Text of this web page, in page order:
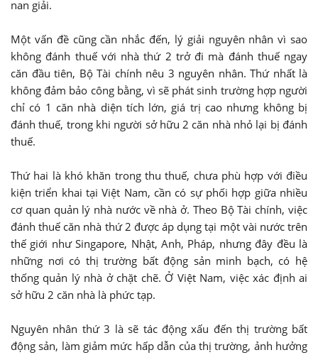
nan giải.
Một vấn đề cũng cần nhắc đến, lý giải nguyên nhân vì sao
không đánh thuế với nhà thứ 2 trở đi mà đánh thuế ngay
căn đầu tiên, Bộ Tài chính nêu 3 nguyên nhân. Thứ nhất là
không đảm bảo công bằng, vì sẽ phát sinh trường hợp người
chỉ có 1 căn nhà diện tích lớn, giá trị cao nhưng không bị
đánh thuế, trong khi người sở hữu 2 căn nhà nhỏ lại bị đánh
thuế.
Thứ hai là khó khăn trong thu thuế, chưa phù hợp với điều
kiện triển khai tại Việt Nam, cần có sự phối hợp giữa nhiều
cơ quan quản lý nhà nước về nhà ở. Theo Bộ Tài chính, việc
đánh thuế căn nhà thứ 2 được áp dụng tại một vài nước trên
thế giới như Singapore, Nhật, Anh, Pháp, nhưng đây đều là
những nơi có thị trường bất động sản minh bạch, có hệ
thống quản lý nhà ở chặt chẽ. Ở Việt Nam, việc xác định ai
sở hữu 2 căn nhà là phức tạp.
Nguyên nhân thứ 3 là sẽ tác động xấu đến thị trường bất
động sản, làm giảm mức hấp dẫn của thị trường, ảnh hưởng